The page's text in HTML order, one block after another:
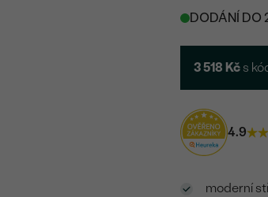
DODÁNÍ DO
3 518 Kč s
4.9
moderní